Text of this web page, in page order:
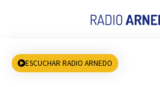
ESCUCHAR RADIO ARNEDO